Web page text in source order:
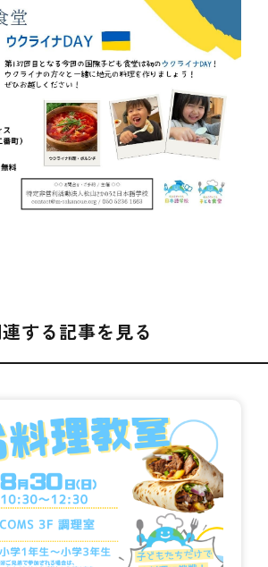
する記事を見る